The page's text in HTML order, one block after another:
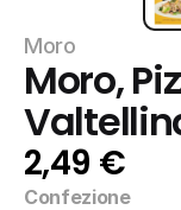
Moro
Moro,
2,49 €
Confezione